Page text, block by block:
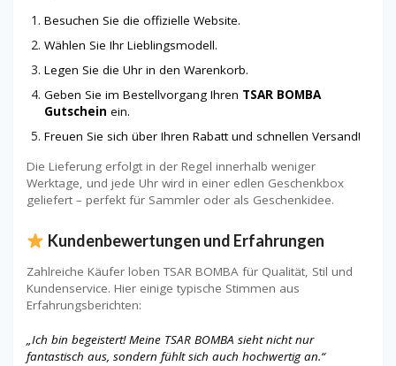
Besuchen Sie die offizielle Website.
Wählen Sie Ihr Lieblingsmodell.
Legen Sie die Uhr in den Warenkorb.
Geben Sie im Bestellvorgang Ihren TSAR BOMBA
Gutschein ein.
Freuen Sie sich über Ihren Rabatt und schnellen Versand!
Die Lieferung erfolgt in der Regel innerhalb weniger
Werktage, und jede Uhr wird in einer edlen Geschenkbox
geliefert – perfekt für Sammler oder als Geschenkidee.
Kundenbewertungen und Erfahrungen
Zahlreiche Käufer loben TSAR BOMBA für Qualität, Stil und
Kundenservice. Hier einige typische Stimmen aus
Erfahrungsberichten:
„Ich bin begeistert! Meine TSAR BOMBA sieht nicht nur
fantastisch aus, sondern fühlt sich auch hochwertig an.“